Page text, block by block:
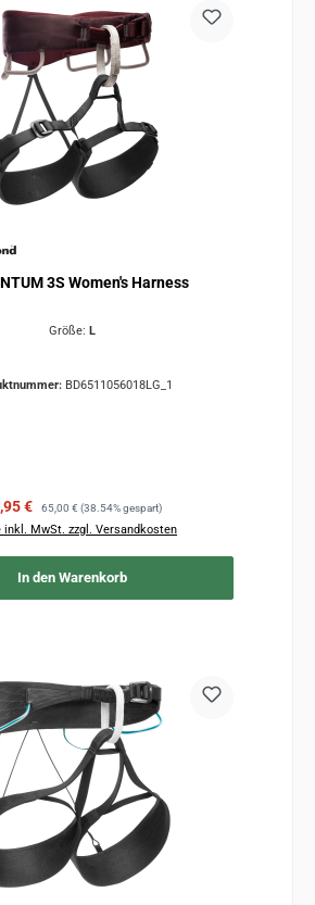
3S Women's Harness
Größe: L
BD6511056018LG_1
€ Regulärer Preis:
65,00 € (38.54% gespart)
inkl. MwSt. zzgl. Versandkosten
In den Warenkorb